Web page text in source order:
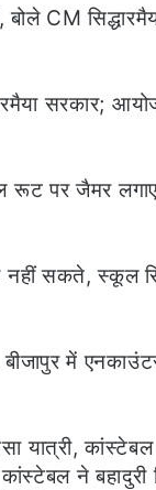
बोले CM
सरकार;
रूट पर जैमर
नहीं सकते, स्कूल
में
यात्री,
ने बहादुरी